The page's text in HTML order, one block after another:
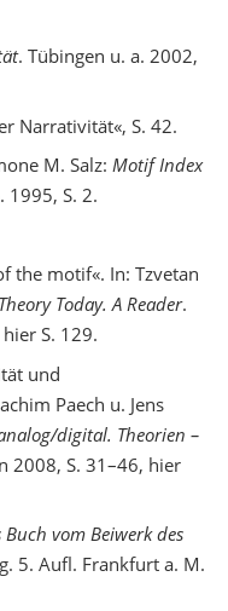
. Tübingen u. a. 2002,
Narrativität«, S. 42.
M. Salz: Motif Index
1995, S. 2.
the motif«. In: Tzvetan
Today. A Reader.
S. 129.
und
Paech u. Jens
digital. Theorien –
2008, S. 31–46, hier
Buch vom Beiwerk des
5. Aufl. Frankfurt a. M.